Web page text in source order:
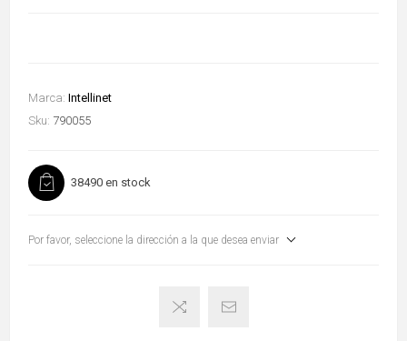
Marca: Intellinet
Sku: 790055
38490 en stock
Por favor, seleccione la dirección a la que desea enviar